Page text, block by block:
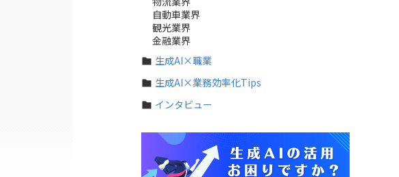
自動車業界
観光業界
金融業界
生成AI×職業
生成AI×業務効率化Tips
インタビュー